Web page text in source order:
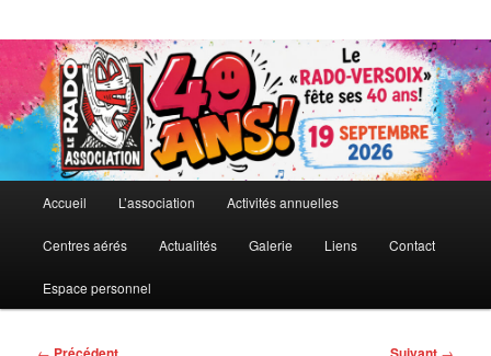
principal
Aller
au
contenu
principal
Accueil L’association Activités annuelles
Centres aérés Actualités Galerie Liens Contact
Espace personnel
Navigation
← →